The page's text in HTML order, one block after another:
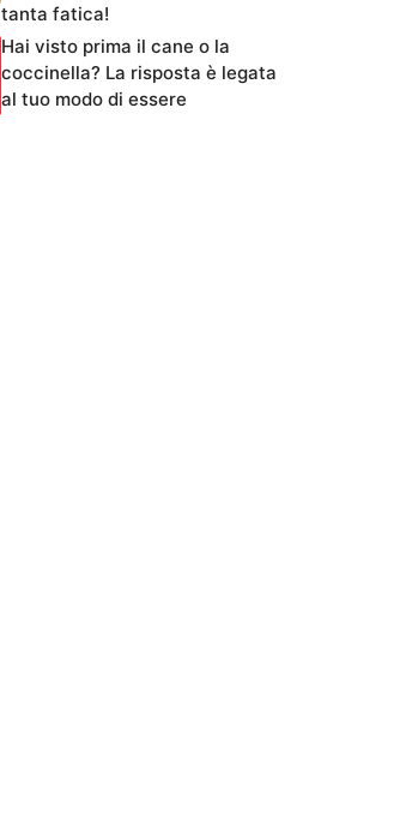
tanta fatica!
Hai visto prima il cane o la
coccinella? La risposta è legata
al tuo modo di essere